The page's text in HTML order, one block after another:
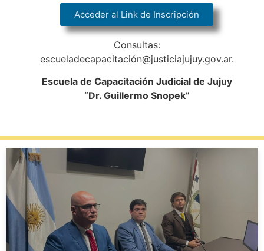
Acceder al Link de Inscripción
Consultas:
escueladecapacitación@justiciajujuy.gov.ar.
Escuela de Capacitación Judicial de Jujuy
“Dr. Guillermo Snopek”